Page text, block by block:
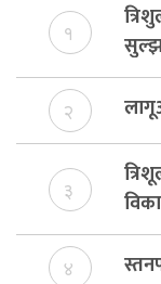
१
२
३
४